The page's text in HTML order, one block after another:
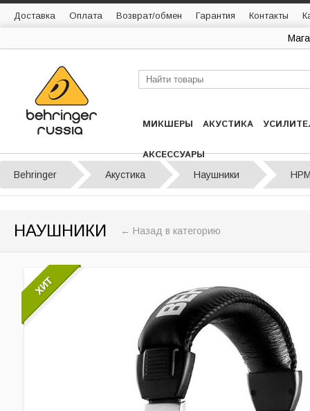
Доставка Оплата Возврат/обмен Гарантия Контакты
МИКШЕРЫ АКУСТИКА
АКСЕССУАРЫ
Behringer Акустика Наушники
НАУШНИКИ ← Назад в категорию